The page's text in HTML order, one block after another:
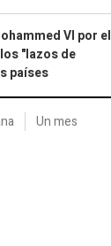
VI por el
"lazos de
países
Un mes